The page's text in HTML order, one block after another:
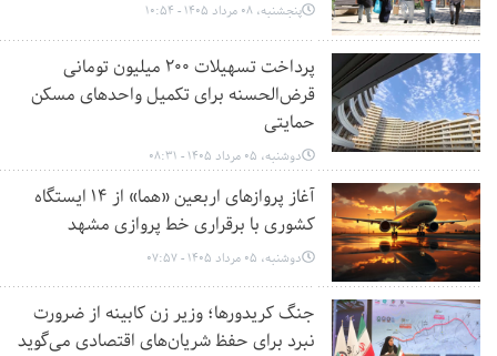
پنجشنبه، 08 مرداد 1405 - 10:54
پرداخت تسهیلات ۲۰۰ میلیون تومانی
قرض‌الحسنه برای تکمیل واحدهای مسکن
حمایتی
دوشنبه، 05 مرداد 1405 - 08:31
آغاز پروازهای اربعین «هما» از ۱۴ ایستگاه
کشوری با برقراری خط پروازی مشهد
دوشنبه، 05 مرداد 1405 - 07:57
جنگ کریدورها؛ وزیر زن کابینه از ضرورت
نبرد برای حفظ شریان‌های اقتصادی می‌گوید